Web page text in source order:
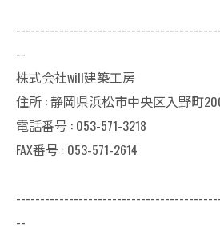
--
株式会社will建築工房
住所 : 静岡県浜松市中央区入野町
電話番号 : 053-571-3218
FAX番号 : 053-571-2614
--